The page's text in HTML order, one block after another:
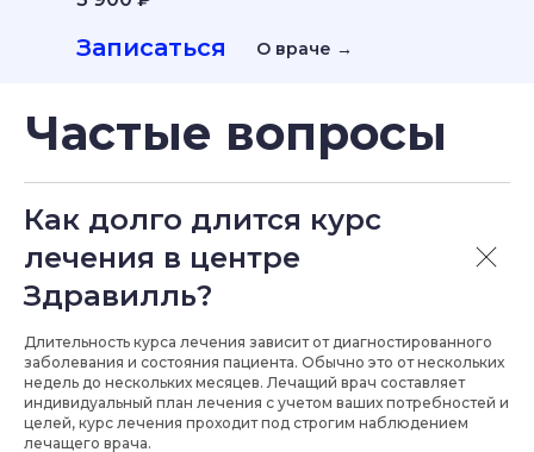
Записаться О враче →
Как долго длится курс
лечения в центре
Здравилль?
Длительность курса лечения зависит от диагностированного
заболевания и состояния пациента. Обычно это от нескольких
недель до нескольких месяцев. Лечащий врач составляет
индивидуальный план лечения с учетом ваших потребностей и
целей, курс лечения проходит под строгим наблюдением
лечащего врача.
Вконтакте Телеграм
Рутуб
Сотрудничество
Лицензии
Правила предоставление услуг
Юридическое лицо: Общество с ограниченной ответственностью «ТКС».
Юридический адрес: 300041, г. Тула, пр-т Ленина, д.35, пом.1, эт.2, оф.
203,204. ИНН/КПП: 7107134722 / 710701001. ОГРН: 1197154018050. Лицензия
на осуществление медицинской деятельности:
ЛО-71-01-002245 от 20
мая 2020 г.
Политика конфиденциальности